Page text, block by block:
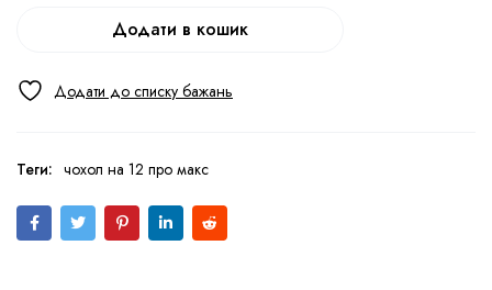
Додати в кошик
Теги: чохол на 12 про макс